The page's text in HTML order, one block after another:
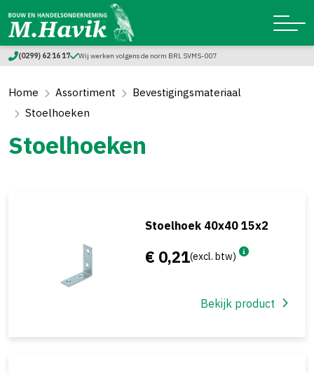
(0299) 62 16 17 Wij werken volgens de norm BRL SVMS-007
Home Assortiment
Bevestigingsmateriaal
Stoelhoeken
Stoelhoeken
Stoelhoek 40x40 15x2
€ 0,21(excl. btw)
Bekijk product